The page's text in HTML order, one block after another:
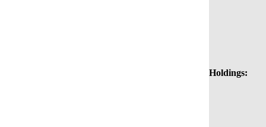
Holdings: